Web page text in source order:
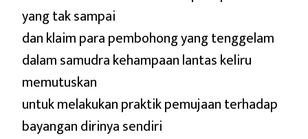
yang tak sampai
dan klaim para pembohong yang tenggelam
dalam samudra kehampaan lantas keliru
memutuskan
untuk melakukan praktik pemujaan terhadap
bayangan dirinya sendiri